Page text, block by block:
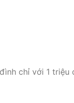
chỉ với 1